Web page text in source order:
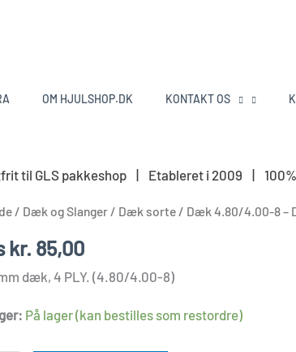
OM HJULSHOP.DK KONTAKT OS
til GLS pakkeshop | Etableret i 2009 |
/ Dæk og Slanger/ Dæk sorte/ Dæk 4.80/4.00-8 –
kr. 85,00
dæk, 4 PLY. (4.80/4.00-8)
På lager (kan bestilles som restordre)